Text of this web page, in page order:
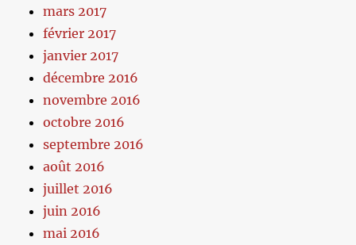
mars 2017
février 2017
janvier 2017
décembre 2016
novembre 2016
octobre 2016
septembre 2016
août 2016
juillet 2016
juin 2016
mai 2016